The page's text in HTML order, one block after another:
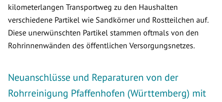
kilometerlangen Transportweg zu den Haushalten
verschiedene Partikel wie Sandkörner und Rostteilchen auf.
Diese unerwünschten Partikel stammen oftmals von den
Rohrinnenwänden des öffentlichen Versorgungsnetzes.
Neuanschlüsse und Reparaturen von der
Rohrreinigung Pfaffenhofen (Württemberg) mit